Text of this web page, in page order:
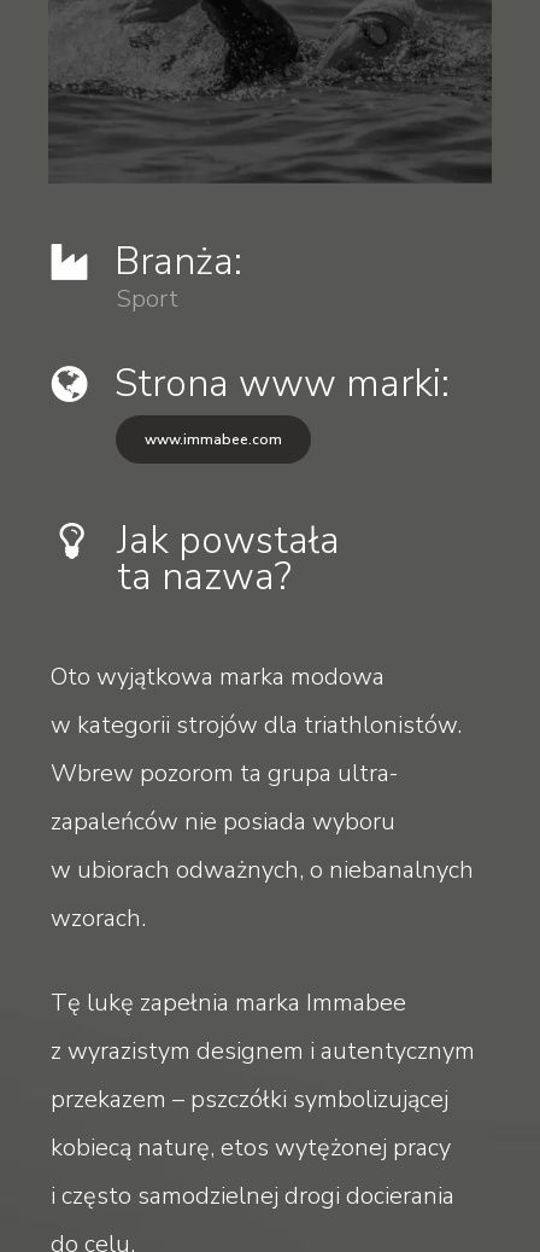
Branża:
Sport
Strona www marki:
www.immabee.com
Jak powstała
ta nazwa?
Oto wyjątkowa marka modowa
w kategorii strojów dla triathlonistów.
Wbrew pozorom ta grupa ultra-
zapaleńców nie posiada wyboru
w ubiorach odważnych, o niebanalnych
wzorach.
Tę lukę zapełnia marka Immabee
z wyrazistym designem i autentycznym
przekazem – pszczółki symbolizującej
kobiecą naturę, etos wytężonej pracy
i często samodzielnej drogi docierania
do celu.